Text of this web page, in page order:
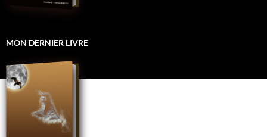
MON DERNIER LIVRE